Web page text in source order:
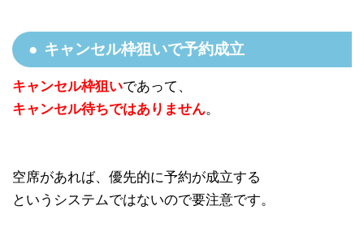
キャンセル枠狙いで予約成立
キャンセル枠狙いであって、
キャンセル待ちではありません。
空席があれば、優先的に予約が成立する
というシステムではないので要注意です。